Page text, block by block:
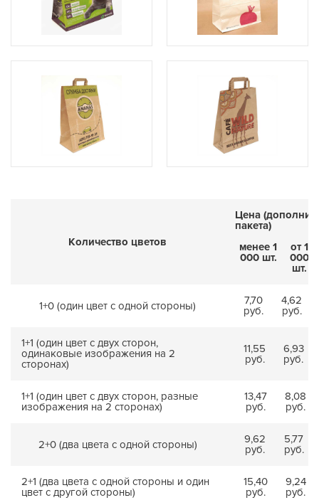
Количество цветов
Цена
пакета)
менее 1
000 шт.
от 1
000
шт.
1+0 (один цвет с одной стороны)
7,70
руб.
4,62
руб.
1+1 (один цвет с двух сторон,
одинаковые изображения на 2
сторонах)
11,55
руб.
6,93
руб.
1+1 (один цвет с двух сторон, разные
изображения на 2 сторонах)
13,47
руб.
8,08
руб.
2+0 (два цвета с одной стороны)
9,62
руб.
5,77
руб.
2+1 (два цвета с одной стороны и один
цвет с другой стороны)
15,40
руб.
9,24
руб.